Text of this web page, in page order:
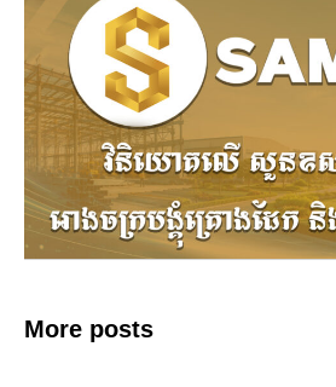
More posts